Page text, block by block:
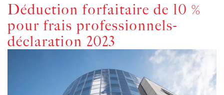
Déduction forfaitaire de 10 %
pour frais professionnels-
déclaration 2023